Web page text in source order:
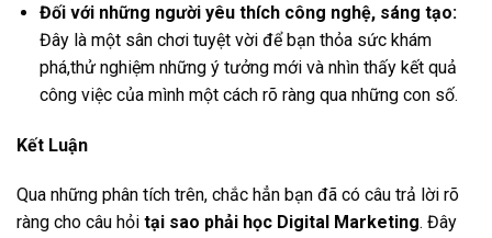
Đối với những người yêu thích công nghệ, sáng tạo:
Đây là một sân chơi tuyệt vời để bạn thỏa sức khám
phá,thử nghiệm những ý tưởng mới và nhìn thấy kết quả
công việc của mình một cách rõ ràng qua những con số.
Kết Luận
Qua những phân tích trên, chắc hẳn bạn đã có câu trả lời rõ
ràng cho câu hỏi tại sao phải học Digital Marketing. Đây